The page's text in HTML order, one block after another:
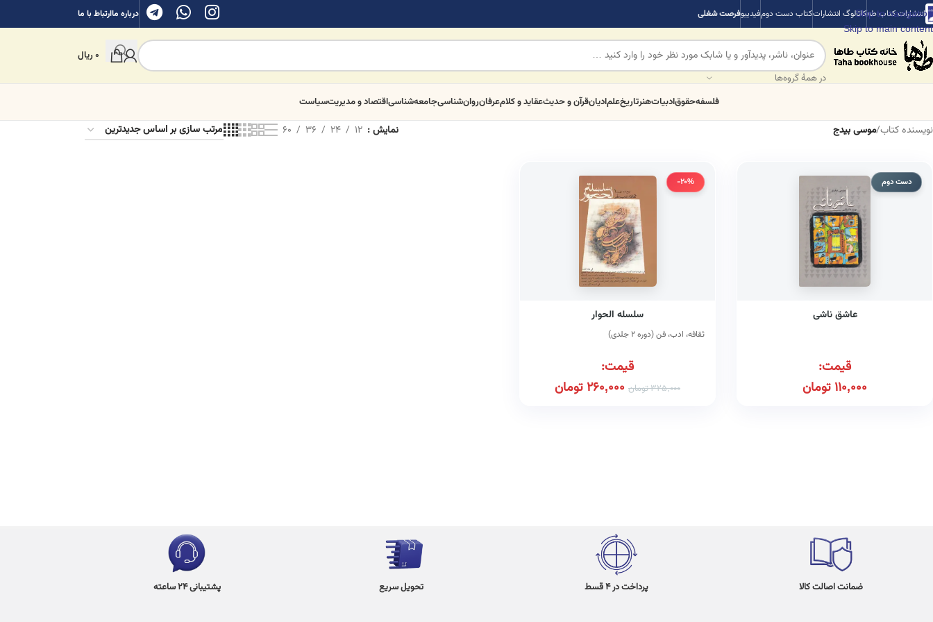
Skip to navigation
Skip to main content
انتشارات کتاب طهکاتالوگ انتشاراتکتاب دست دومفیدیبوفرصت شغلی درباره ماارتباط با ما
در همهٔ گروه‌ها
0ریال
فلسفهحقوقادبیاتهنرتاریخعلمادیانقرآن و حدیثعقاید و کلامعرفانروان‌شناسیجامعه‌شناسیاقتصاد و مدیریتسیاست
نویسنده کتاب/موسی بیدج نمایش 12
24
36
60
دست دوم
عاشق ناشی
قیمت:
110,000تومان
-20%
سلسله الحوار
ثقافه، ادب، فن (دوره ۲ جلدی)
قیمت:
325,000تومان 260,000تومان
ضمانت اصالت کالا پرداخت در 4 قسط تحویل سریع پشتیبانی 24 ساعته